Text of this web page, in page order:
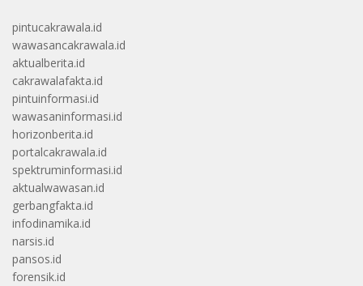
pintucakrawala.id
wawasancakrawala.id
aktualberita.id
cakrawalafakta.id
pintuinformasi.id
wawasaninformasi.id
horizonberita.id
portalcakrawala.id
spektruminformasi.id
aktualwawasan.id
gerbangfakta.id
infodinamika.id
narsis.id
pansos.id
forensik.id